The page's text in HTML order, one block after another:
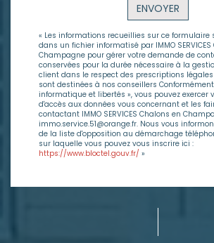
ENVOYER
« Les informations recueillies sur ce formulaire
dans un fichier informatisé par IMMO
Champagne pour gérer votre demande de
conservées pour la durée nécessaire à la
client dans le respect des prescriptions
sont destinées à nos conseillers
informatique et libertés », vous pouvez exercer
d'accès aux données vous concernant et les
contactant IMMO SERVICES Chalons en
immo.service.51@orange.fr. Nous vous
de la liste d'opposition au démarchage
sur laquelle vous pouvez vous inscrire ici :
https://www.bloctel.gouv.fr/ »